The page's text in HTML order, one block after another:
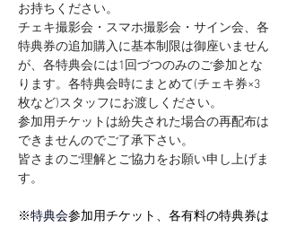
お持ちください。
チェキ撮影会・スマホ撮影会・サイン会、各
特典券の追加購入に基本制限は御座いません
が、各特典会には1回づつのみのご参加とな
ります。各特典会時にまとめて(チェキ券×3
枚など)スタッフにお渡しください。
参加用チケットは紛失された場合の再配布は
できませんのでご了承下さい。
皆さまのご理解とご協力をお願い申し上げま
す。
※特典会参加用チケット、各有料の特典券は